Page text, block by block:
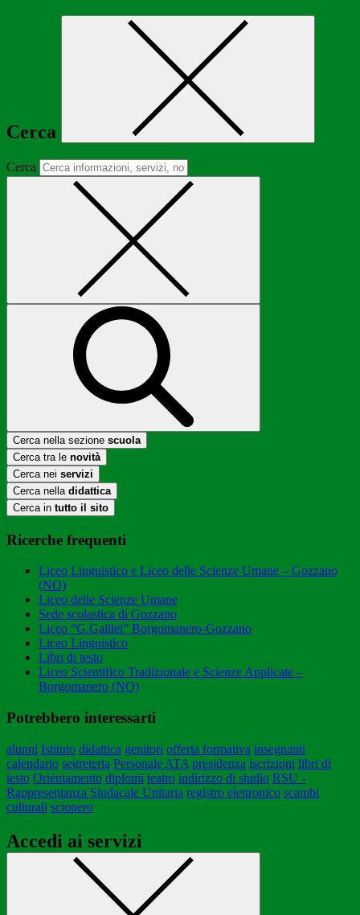
Cerca
Cerca
Cerca nella sezione scuola
Cerca tra le novità
Cerca nei servizi
Cerca nella didattica
Cerca in tutto il sito
Ricerche frequenti
Liceo Linguistico e Liceo delle Scienze Umane – Gozzano
(NO)
Liceo delle Scienze Umane
Sede scolastica di Gozzano
Liceo “G.Galilei” Borgomanero-Gozzano
Liceo Linguistico
Libri di testo
Liceo Scientifico Tradizionale e Scienze Applicate –
Borgomanero (NO)
Potrebbero interessarti
alunni Istituto didattica genitori offerta formativa insegnanti
calendario segreteria Personale ATA presidenza iscrizioni libri di
testo Orientamento diplomi teatro indirizzo di studio RSU -
Rappresentanza Sindacale Unitaria registro elettronico scambi
culturali sciopero
Accedi ai servizi